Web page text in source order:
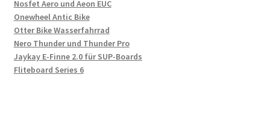
Nosfet Aero und Aeon EUC
Onewheel Antic Bike
Otter Bike Wasserfahrrad
Nero Thunder und Thunder Pro
Jaykay E-Finne 2.0 für SUP-Boards
Fliteboard Series 6